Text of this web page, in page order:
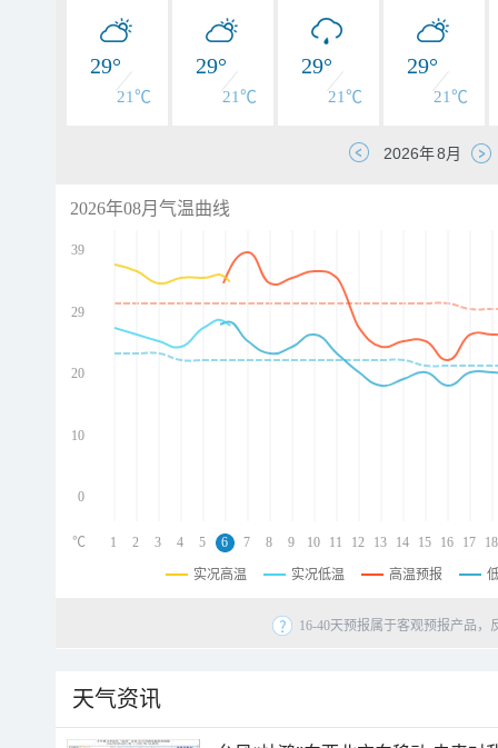
29°
21℃
29°
21℃
29°
21℃
29°
21℃
2026年08月气温曲线
39
29
20
10
0
1 2 3 4 5 6 7 8 9 10 11 12 13 14 15 16 17 18
℃
实况高温 实况低温 高温预报
16-40天预报属于客观预报产品
天气资讯